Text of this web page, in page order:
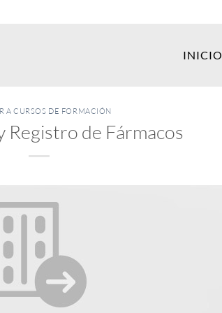
INICIO
A CURSOS DE FORMACIÓN
Registro de Fármacos